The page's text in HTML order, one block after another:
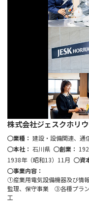
株式会社ジェスクホリ
業種： 建設・設備関連、通
本社： 石川県 創業：
1938年（昭和13）11月
資
事業内容：
①産業用電気設備機器及び情
監理、保守事業 ③各種プラン
工